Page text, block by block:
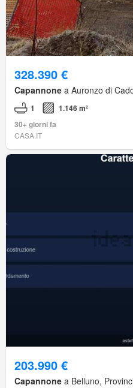
328.390 €
Capannone a Auronzo di
1
1.146 m²
30+ giorni fa
CASA.IT
203.990 €
Capannone a Belluno,